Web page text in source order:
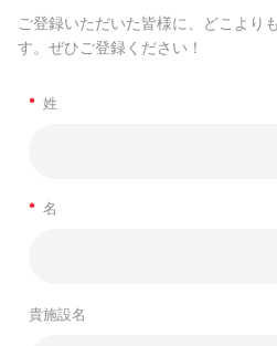
ご登録いただいた皆様に、どこより
す。ぜひご登録ください！
* 姓
* 名
貴施設名